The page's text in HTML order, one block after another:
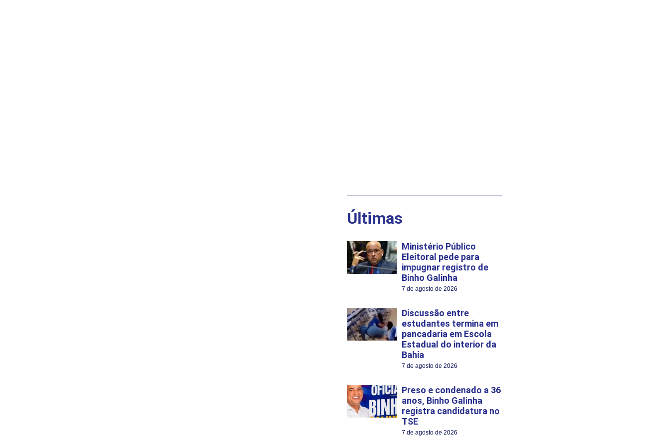
Últimas
Ministério Público
Eleitoral pede para
impugnar registro de
Binho Galinha
7 de agosto de 2026
Discussão entre
estudantes termina em
pancadaria em Escola
Estadual do interior da
Bahia
7 de agosto de 2026
Preso e condenado a 36
anos, Binho Galinha
registra candidatura no
TSE
7 de agosto de 2026